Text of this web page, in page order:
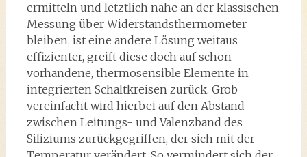
ermitteln und letztlich nahe an der klassischen
Messung über Widerstandsthermometer
bleiben, ist eine andere Lösung weitaus
effizienter, greift diese doch auf schon
vorhandene, thermosensible Elemente in
integrierten Schaltkreisen zurück. Grob
vereinfacht wird hierbei auf den Abstand
zwischen Leitungs- und Valenzband des
Siliziums zurückgegriffen, der sich mit der